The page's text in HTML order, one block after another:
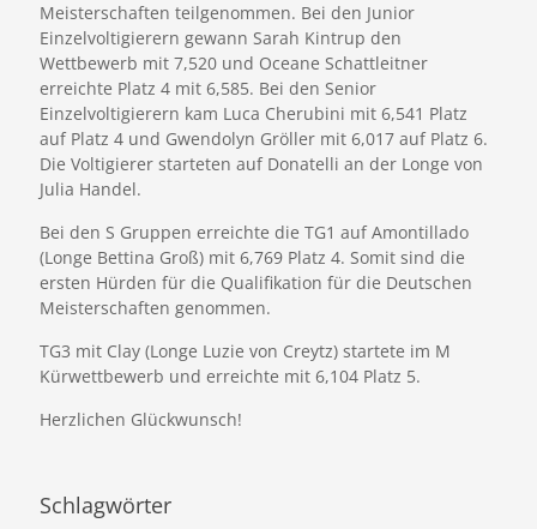
Meisterschaften teilgenommen. Bei den Junior
Einzelvoltigierern gewann Sarah Kintrup den
Wettbewerb mit 7,520 und Oceane Schattleitner
erreichte Platz 4 mit 6,585. Bei den Senior
Einzelvoltigierern kam Luca Cherubini mit 6,541 Platz
auf Platz 4 und Gwendolyn Gröller mit 6,017 auf Platz 6.
Die Voltigierer starteten auf Donatelli an der Longe von
Julia Handel.
Bei den S Gruppen erreichte die TG1 auf Amontillado
(Longe Bettina Groß) mit 6,769 Platz 4. Somit sind die
ersten Hürden für die Qualifikation für die Deutschen
Meisterschaften genommen.
TG3 mit Clay (Longe Luzie von Creytz) startete im M
Kürwettbewerb und erreichte mit 6,104 Platz 5.
Herzlichen Glückwunsch!
Schlagwörter